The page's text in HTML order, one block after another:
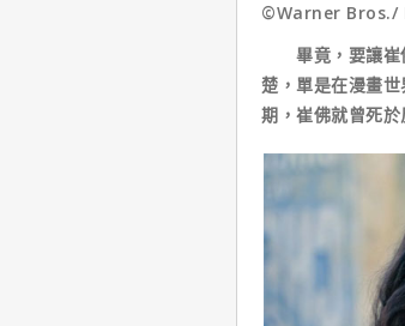
©Warner Bros./
畢竟，要讓崔
楚，單是在漫畫
期，崔佛就曾死